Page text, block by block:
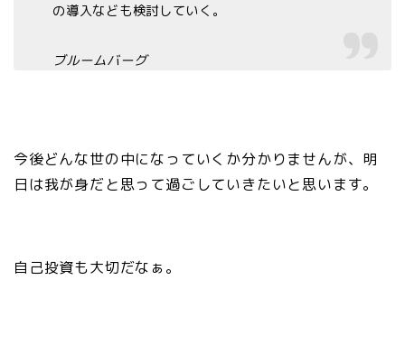
の導入なども検討していく。
ブルームバーグ
今後どんな世の中になっていくか分かりませんが、明
日は我が身だと思って過ごしていきたいと思います。
自己投資も大切だなぁ。